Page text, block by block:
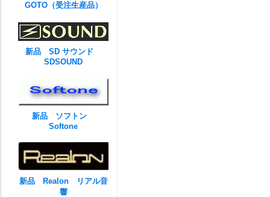
GOTO（受注生産品）
新品 SD サウンド
SDSOUND
新品 ソフトン
Softone
新品 Realon リアル音
響